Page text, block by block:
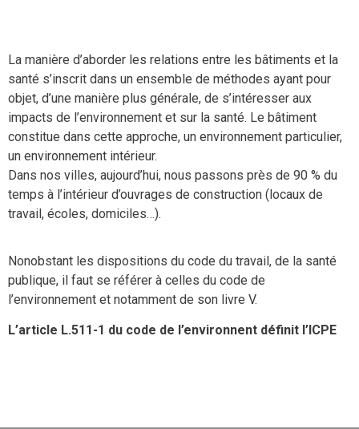
La manière d’aborder les relations entre les bâtiments et la
santé s’inscrit dans un ensemble de méthodes ayant pour
objet, d’une manière plus générale, de s’intéresser aux
impacts de l’environnement et sur la santé. Le bâtiment
constitue dans cette approche, un environnement particulier,
un environnement intérieur.
Dans nos villes, aujourd’hui, nous passons près de 90 % du
temps à l’intérieur d’ouvrages de construction (locaux de
travail, écoles, domiciles…).
Nonobstant les dispositions du code du travail, de la santé
publique, il faut se référer à celles du code de
l’environnement et notamment de son livre V.
L’article L.511-1 du code de l’environnent définit l’ICPE